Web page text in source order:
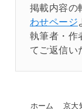
掲載内容の
わせページ
執筆者・作
てご返信い
ホーム 京大